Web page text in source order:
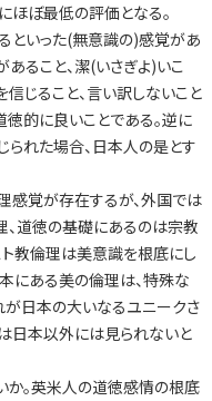
ほぼ最低の評価となる。
といった(無意識の)感覚があ
あること、潔(いさぎよ)いこ
信じること、言い訳しないこと
的に良いことである。逆に
られた場合、日本人の是とす
覚が存在するが、外国では
、道徳の基礎にあるのは宗教
ト教倫理は美意識を根底にし
にある美の倫理は、特殊な
が日本の大いなるユニークさ
日本以外には見られないと
か。英米人の道徳感情の根底